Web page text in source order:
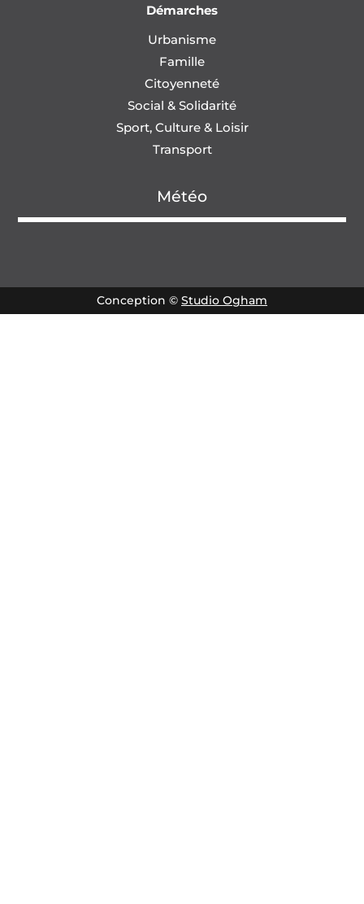
Démarches
Urbanisme
Famille
Citoyenneté
Social & Solidarité
Sport, Culture & Loisir
Transport
Météo
Conception © Studio Ogham